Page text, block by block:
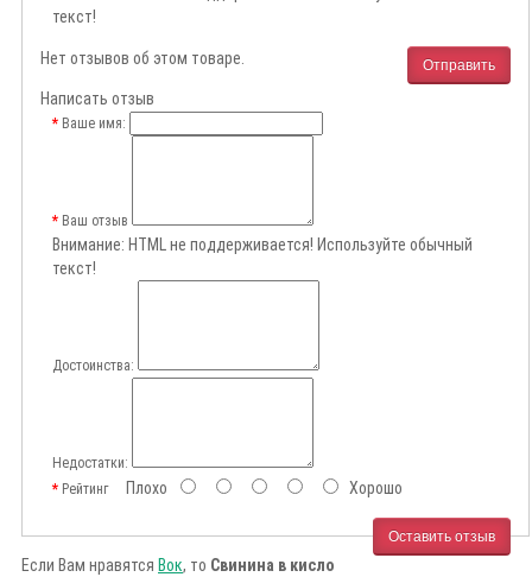
текст!
Отправить
Нет отзывов об этом товаре.
Написать отзыв
Ваше имя:
Ваш отзыв
Внимание: HTML не поддерживается! Используйте обычный
текст!
Достоинства:
Недостатки:
РейтингПлохо Хорошо
Оставить отзыв
Если Вам нравятся Вок, то Свинина в кисло